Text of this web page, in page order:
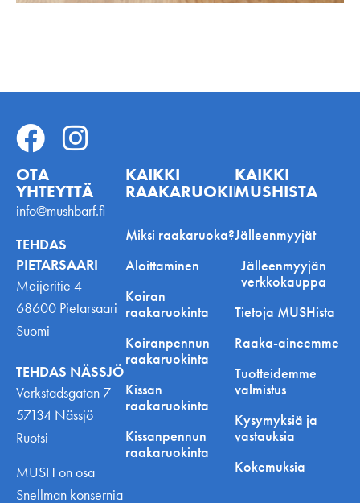
OTA
YHTEYTTÄ
info@mushbarf.fi
TEHDAS
PIETARSAARI
Meijeritie 4
68600 Pietarsaari
Suomi
TEHDAS NÄSSJÖ
Verkstadsgatan 7
57134 Nässjö
Ruotsi
MUSH on osa
Snellman konsernia
KAIKKI
RAAKARUOKINNASTA
Miksi raakaruoka?
Aloittaminen
Koiran
raakaruokinta
Koiranpennun
raakaruokinta
Kissan
raakaruokinta
Kissanpennun
raakaruokinta
KAIKKI
MUSHISTA
Jälleenmyyjät
Jälleenmyyjän
verkkokauppa
Tietoja MUSHista
Raaka-aineemme
Tuotteidemme
valmistus
Kysymyksiä ja
vastauksia
Kokemuksia